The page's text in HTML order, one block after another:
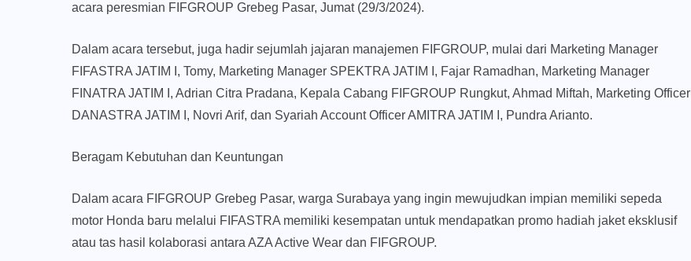
acara peresmian FIFGROUP Grebeg Pasar, Jumat (29/3/2024).
Dalam acara tersebut, juga hadir sejumlah jajaran manajemen FIFGROUP, mulai dari Marketing Manager
FIFASTRA JATIM I, Tomy, Marketing Manager SPEKTRA JATIM I, Fajar Ramadhan, Marketing Manager
FINATRA JATIM I, Adrian Citra Pradana, Kepala Cabang FIFGROUP Rungkut, Ahmad Miftah, Marketing Officer
DANASTRA JATIM I, Novri Arif, dan Syariah Account Officer AMITRA JATIM I, Pundra Arianto.
Beragam Kebutuhan dan Keuntungan
Dalam acara FIFGROUP Grebeg Pasar, warga Surabaya yang ingin mewujudkan impian memiliki sepeda
motor Honda baru melalui FIFASTRA memiliki kesempatan untuk mendapatkan promo hadiah jaket eksklusif
atau tas hasil kolaborasi antara AZA Active Wear dan FIFGROUP.